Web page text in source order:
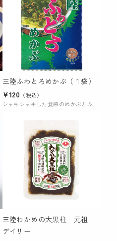
三陸ふわとろめかぶ（１袋）
¥120 （税込）
三陸わかめの大黒柱 元祖
デイリー